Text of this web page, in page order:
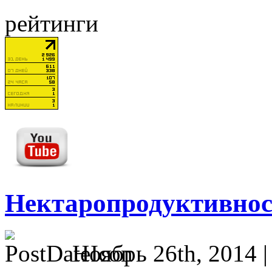
рейтинги
Ноябрь 26th, 2014